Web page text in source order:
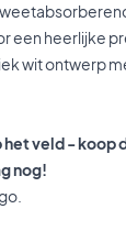
een heerlijke
wit ontwerp
veld - koop
nog!